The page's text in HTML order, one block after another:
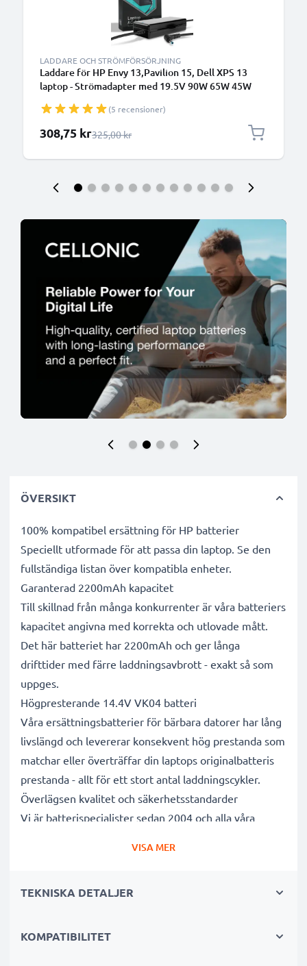
LADDARE OCH STRÖMFÖRSÖRJNING
Laddare för HP Envy 13,Pavilion 15, Dell XPS 13
laptop - Strömadapter med 19.5V 90W 65W 45W
nätadapter HP 709986-003, H6Y89AA för notebook
(5 recensioner)
Specialpris
308,75 krOrdinarie pris
325,00 kr
ÖVERSIKT
100% kompatibel ersättning för HP batterier
Speciellt utformade för att passa din laptop. Se den
fullständiga listan över kompatibla enheter.
Garanterad 2200mAh kapacitet
Till skillnad från många konkurrenter är våra batteriers
kapacitet angivna med korrekta och utlovade mått.
Det här batteriet har 2200mAh och ger långa
drifttider med färre laddningsavbrott - exakt så som
uppges.
Högpresterande 14.4V VK04 batteri
Våra ersättningsbatterier för bärbara datorer har lång
livslängd och levererar konsekvent hög prestanda som
matchar eller överträffar din laptops originalbatteris
prestanda - allt för ett stort antal laddningscykler.
Överlägsen kvalitet och säkerhetsstandarder
Vi är batterispecialister sedan 2004 och alla våra
mer därtill. Det är därför de levereras med 3 års
Det hållbara valet
VISA MER
TEKNISKA DETALJER
KOMPATIBILITET